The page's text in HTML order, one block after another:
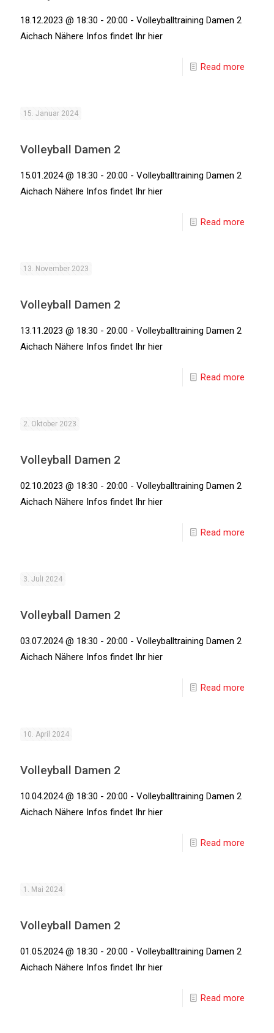
18.12.2023 @ 18:30 - 20:00 - Volleyballtraining Damen 2
Aichach Nähere Infos findet Ihr hier
Read more
15. Januar 2024
Volleyball Damen 2
15.01.2024 @ 18:30 - 20:00 - Volleyballtraining Damen 2
Aichach Nähere Infos findet Ihr hier
Read more
13. November 2023
Volleyball Damen 2
13.11.2023 @ 18:30 - 20:00 - Volleyballtraining Damen 2
Aichach Nähere Infos findet Ihr hier
Read more
2. Oktober 2023
Volleyball Damen 2
02.10.2023 @ 18:30 - 20:00 - Volleyballtraining Damen 2
Aichach Nähere Infos findet Ihr hier
Read more
3. Juli 2024
Volleyball Damen 2
03.07.2024 @ 18:30 - 20:00 - Volleyballtraining Damen 2
Aichach Nähere Infos findet Ihr hier
Read more
10. April 2024
Volleyball Damen 2
10.04.2024 @ 18:30 - 20:00 - Volleyballtraining Damen 2
Aichach Nähere Infos findet Ihr hier
Read more
1. Mai 2024
Volleyball Damen 2
01.05.2024 @ 18:30 - 20:00 - Volleyballtraining Damen 2
Aichach Nähere Infos findet Ihr hier
Read more